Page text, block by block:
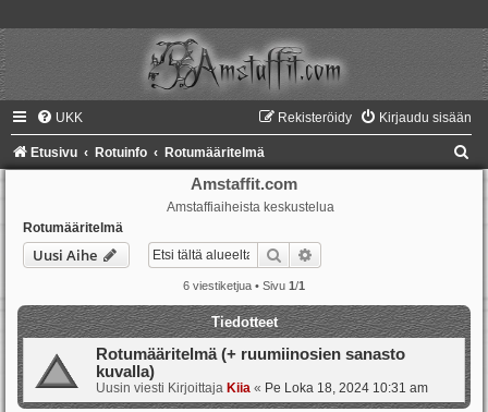
UKK Kirjaudu sisään
Rekisteröidy
Etusivu Rotuinfo Rotumääritelmä
Amstaffit.com
Amstaffiaiheista keskustelua
Rotumääritelmä
Uusi Aihe Etsi
6 viestiketjua • Sivu 1/1
Tiedotteet
Rotumääritelmä (+ ruumiinosien sanasto
kuvalla)
Uusin viesti Kirjoittaja Kiia « Pe Loka 18, 2024 10:31 am